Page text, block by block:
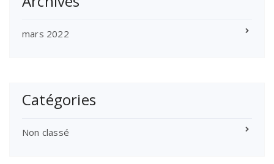
mars 2022
Catégories
Non classé